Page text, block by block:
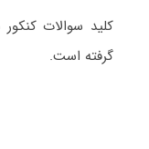
کلید سوالات
گرفته است.